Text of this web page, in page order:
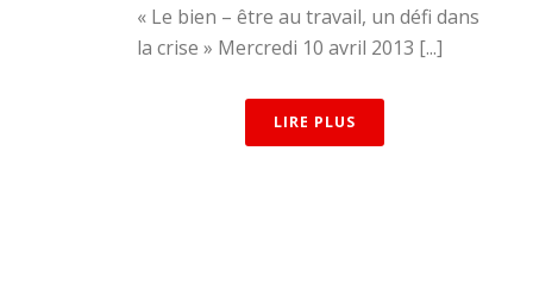
« Le bien – être au travail, un défi dans
la crise » Mercredi 10 avril 2013 [...]
LIRE PLUS